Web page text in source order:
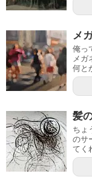
メ
俺っ
メ
何と
髪
ちょ
のサ
てく